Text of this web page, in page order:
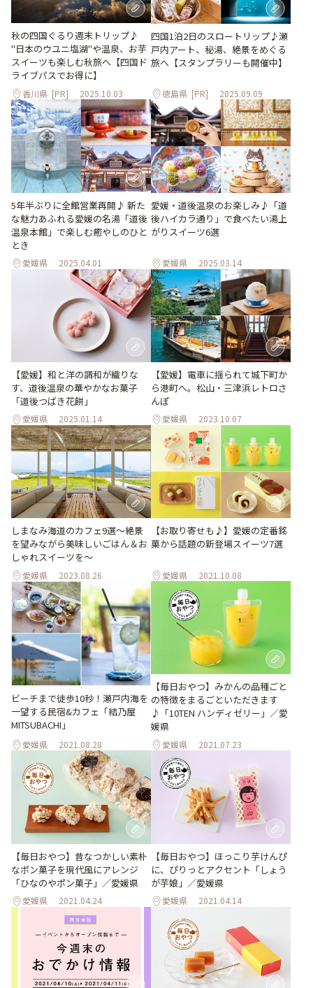
秋の四国ぐるり週末トリップ♪
"日本のウユニ塩湖"や温泉、お芋
スイーツも楽しむ秋旅へ【四国ド
ライブパスでお得に】
香川県 [PR] 2025.10.03
四国1泊2日のスロートリップ♪瀬
戸内アート、秘湯、絶景をめぐる
旅へ【スタンプラリーも開催中】
徳島県 [PR] 2025.09.09
5年半ぶりに全館営業再開♪ 新た
な魅力あふれる愛媛の名湯「道後
温泉本館」で楽しむ癒やしのひと
とき
愛媛県 2025.04.01
愛媛・道後温泉のお楽しみ♪「道
後ハイカラ通り」で食べたい湯上
がりスイーツ6選
愛媛県 2025.03.14
【愛媛】和と洋の調和が織りな
す、道後温泉の華やかなお菓子
「道後つばき花餅」
愛媛県 2025.01.14
【愛媛】電車に揺られて城下町か
ら港町へ。松山・三津浜レトロさ
んぽ
愛媛県 2023.10.07
しまなみ海道のカフェ9選〜絶景
を望みながら美味しいごはん＆お
しゃれスイーツを〜
愛媛県 2023.08.26
【お取り寄せも♪】愛媛の定番銘
菓から話題の新登場スイーツ7選
愛媛県 2021.10.08
ビーチまで徒歩10秒！瀬戸内海を
一望する民宿&カフェ「結乃屋
MITSUBACHI」
愛媛県 2021.08.28
【毎日おやつ】みかんの品種ごと
の特徴をまるごといただきます
♪「10TEN ハンディゼリー」／愛
媛県
愛媛県 2021.07.23
【毎日おやつ】昔なつかしい素朴
なポン菓子を現代風にアレンジ
「ひなのやポン菓子」／愛媛県
愛媛県 2021.04.24
【毎日おやつ】ほっこり芋けんぴ
に、ぴりっとアクセント「しょう
が芋娘」／愛媛県
愛媛県 2021.04.14